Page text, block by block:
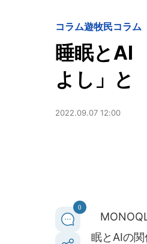
コラム遊牧民コラム
睡眠とAI
よし」と
2022.09.07 12:00
0
眠とAIの